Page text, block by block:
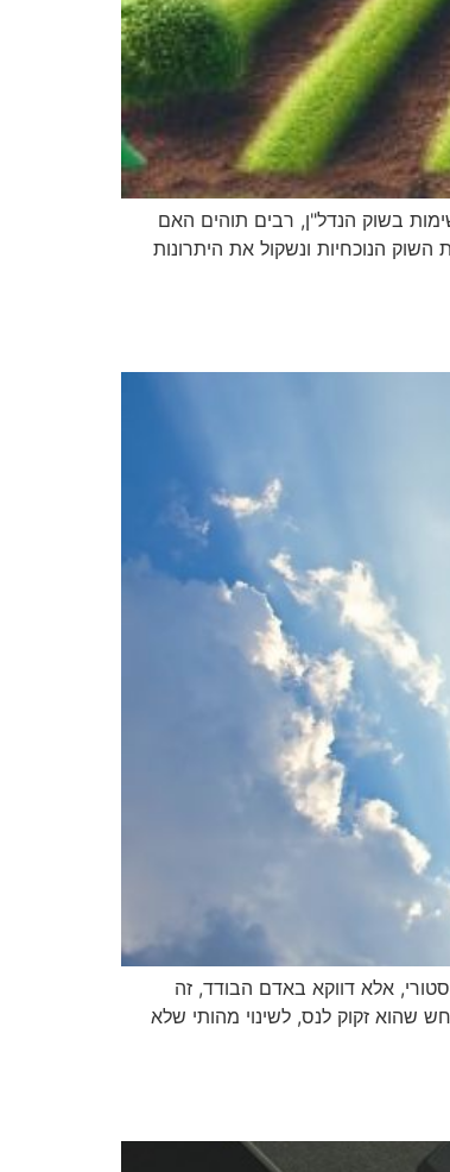
בשוק הנדל"ן, רבים תוהים האם
את מגמות השוק הנוכחיות ונשקול את היתרונות
אלא דווקא באדם הבודד, זה
שהוא זקוק לנס, לשינוי מהותי שלא